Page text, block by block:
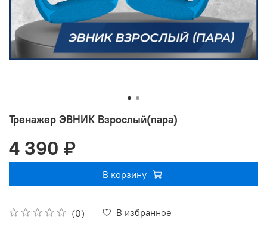
Тренажер ЭВНИК Взрослый(пара)
(0) В избранное
4 390 ₽
В корзину